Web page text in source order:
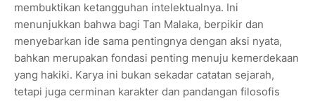
membuktikan ketangguhan intelektualnya. Ini
menunjukkan bahwa bagi Tan Malaka, berpikir dan
menyebarkan ide sama pentingnya dengan aksi nyata,
bahkan merupakan fondasi penting menuju kemerdekaan
yang hakiki. Karya ini bukan sekadar catatan sejarah,
tetapi juga cerminan karakter dan pandangan filosofis